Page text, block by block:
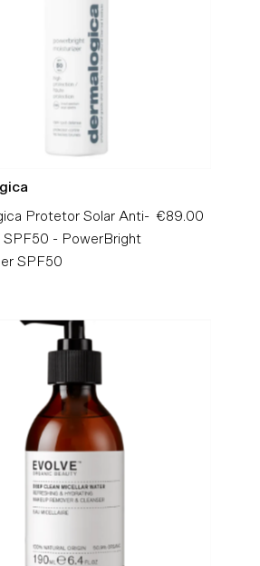
Protetor Solar Anti-
SPF50 - PowerBright
SPF50
Preço
€89.00